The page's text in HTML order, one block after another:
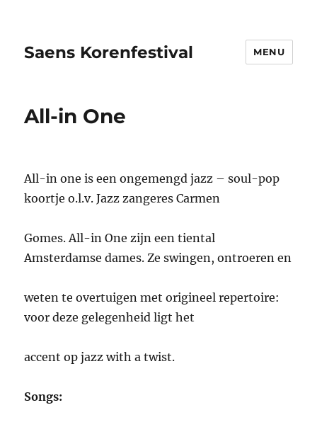
Saens Korenfestival MENU
All-in One
All-in one is een ongemengd jazz – soul-pop
koortje o.l.v. Jazz zangeres Carmen
Gomes. All-in One zijn een tiental
Amsterdamse dames. Ze swingen, ontroeren en
weten te overtuigen met origineel repertoire:
voor deze gelegenheid ligt het
accent op jazz with a twist.
Songs: